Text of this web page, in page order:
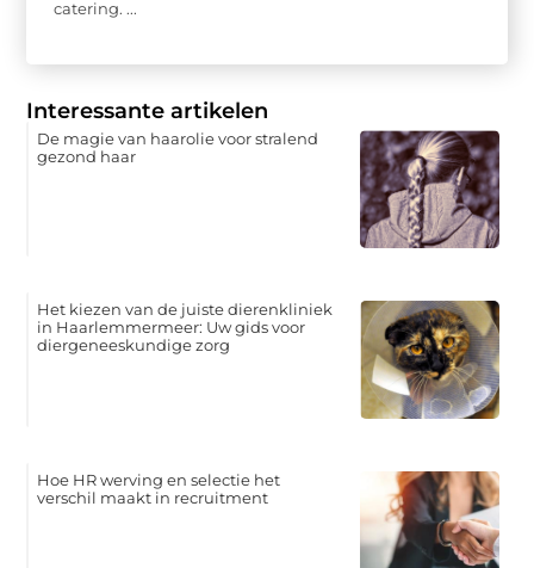
catering. ...
Interessante artikelen
De magie van haarolie voor stralend
gezond haar
Het kiezen van de juiste dierenkliniek
in Haarlemmermeer: Uw gids voor
diergeneeskundige zorg
Hoe HR werving en selectie het
verschil maakt in recruitment